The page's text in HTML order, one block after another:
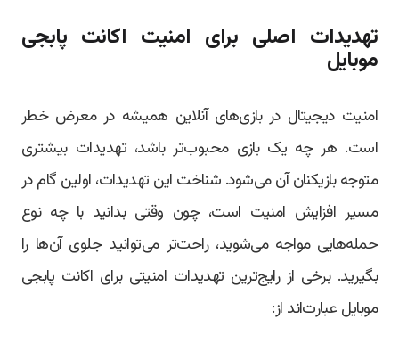
تهدیدات اصلی برای امنیت اکانت پابجی
موبایل
امنیت دیجیتال در بازی‌های آنلاین همیشه در معرض خطر
است. هر چه یک بازی محبوب‌تر باشد، تهدیدات بیشتری
متوجه بازیکنان آن می‌شود. شناخت این تهدیدات، اولین گام در
مسیر افزایش امنیت است، چون وقتی بدانید با چه نوع
حمله‌هایی مواجه می‌شوید، راحت‌تر می‌توانید جلوی آن‌ها را
بگیرید. برخی از رایج‌ترین تهدیدات امنیتی برای اکانت پابجی
موبایل عبارت‌اند از: